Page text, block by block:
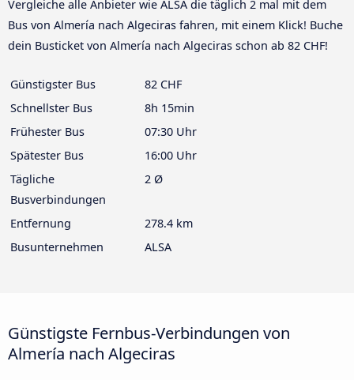
Vergleiche alle Anbieter wie ALSA die täglich 2 mal mit dem
Bus von Almería nach Algeciras fahren, mit einem Klick! Buche
dein Busticket von Almería nach Algeciras schon ab 82 CHF!
Günstigster Bus
82 CHF
Schnellster Bus
8h 15min
Frühester Bus
07:30 Uhr
Spätester Bus
16:00 Uhr
Tägliche
Busverbindungen
2 Ø
Entfernung
278.4 km
Busunternehmen
ALSA
Günstigste Fernbus-Verbindungen von
Almería nach Algeciras